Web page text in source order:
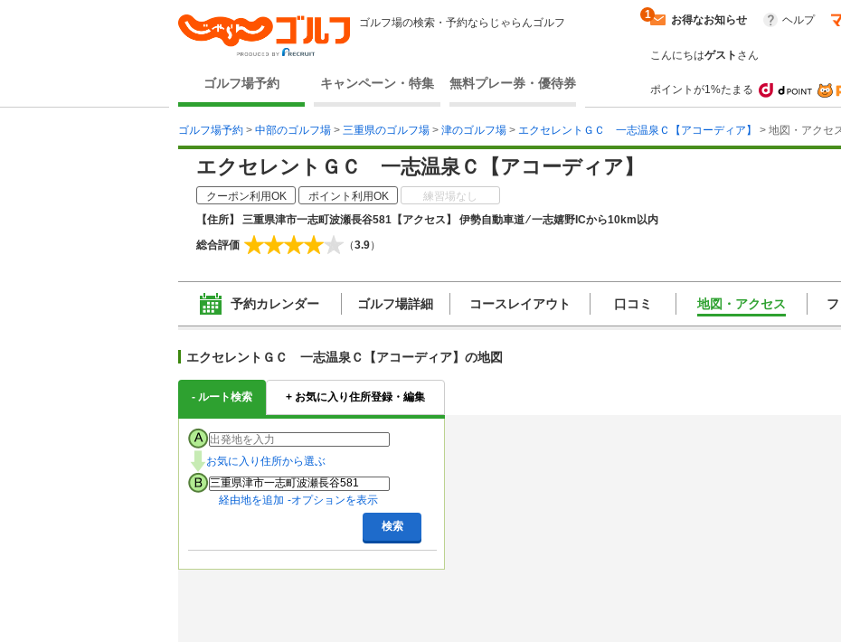
ゴルフ場の検索・予約ならじゃらんゴルフ
ゴルフ場予約 キャンペーン・特集 無料プレー券・優待券
お得なお知らせ
1 ヘルプ
こんにちはゲスト さん
ポイントが1%たまる
ゴルフ場予約 > 中部のゴルフ場 > 三重県のゴルフ場 > 津のゴルフ場 > エクセレントＧＣ 一志温泉Ｃ【アコーディア】 > 地図・アクセ
エクセレントＧＣ 一志温泉Ｃ【アコーディア】
クーポン利用OK ポイント利用OK 練習場なし
【住所】 三重県津市一志町波瀬長谷581 【アクセス】 伊勢自動車道 ⁄ 一志嬉野ICから10km以内
総合評価
（3.9）
予約カレンダー ゴルフ場詳細 コースレイアウト 口コミ 地図・アクセス
エクセレントＧＣ 一志温泉Ｃ【アコーディア】の地図
- ルート検索 + お気に入り住所登録・編集
お気に入り住所から選ぶ
経由地を追加 オプションを表示
検索